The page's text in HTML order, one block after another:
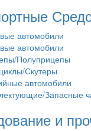
автомобили
автомобили
Полуприцепы
Скутеры
автомобили
Запасные
и